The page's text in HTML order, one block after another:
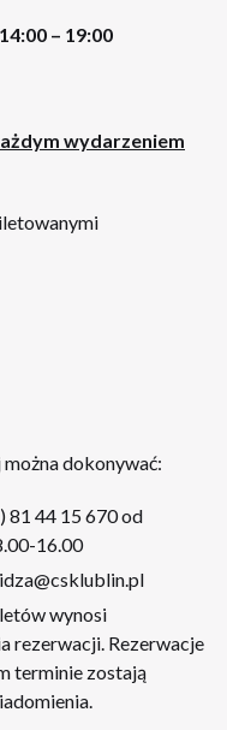
14:00 – 19:00
wydarzeniem
dokonywać:
81 44 15 670 od
16.00
wynosi
rezerwacji. Rezerwacje
terminie zostają